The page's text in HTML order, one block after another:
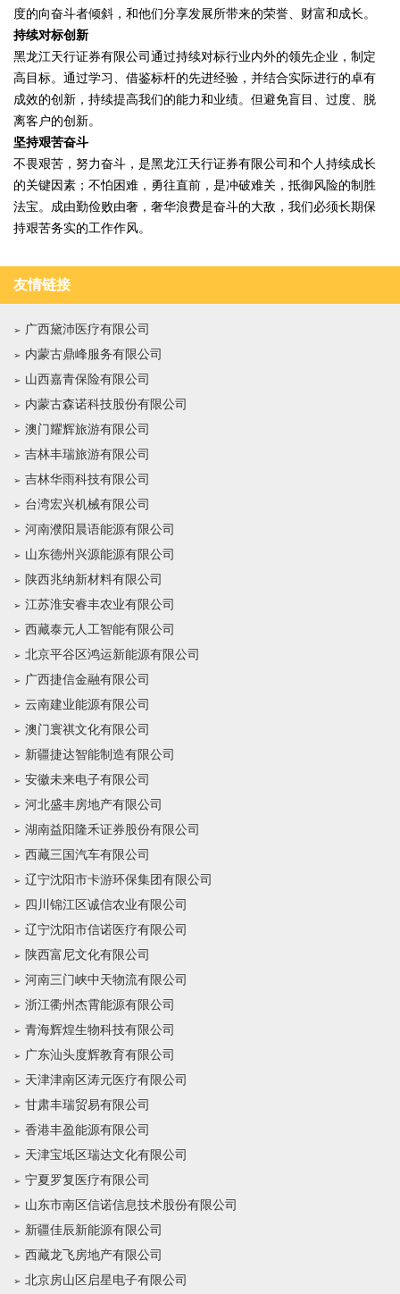
度的向奋斗者倾斜，和他们分享发展所带来的荣誉、财富和成长。
持续对标创新
黑龙江天行证券有限公司通过持续对标行业内外的领先企业，制定
高目标。通过学习、借鉴标杆的先进经验，并结合实际进行的卓有
成效的创新，持续提高我们的能力和业绩。但避免盲目、过度、脱
离客户的创新。
坚持艰苦奋斗
不畏艰苦，努力奋斗，是黑龙江天行证券有限公司和个人持续成长
的关键因素；不怕困难，勇往直前，是冲破难关，抵御风险的制胜
法宝。成由勤俭败由奢，奢华浪费是奋斗的大敌，我们必须长期保
持艰苦务实的工作作风。
友情链接
广西黛沛医疗有限公司
内蒙古鼎峰服务有限公司
山西嘉青保险有限公司
内蒙古森诺科技股份有限公司
澳门耀辉旅游有限公司
吉林丰瑞旅游有限公司
吉林华雨科技有限公司
台湾宏兴机械有限公司
河南濮阳晨语能源有限公司
山东德州兴源能源有限公司
陕西兆纳新材料有限公司
江苏淮安睿丰农业有限公司
西藏泰元人工智能有限公司
北京平谷区鸿运新能源有限公司
广西捷信金融有限公司
云南建业能源有限公司
澳门寰祺文化有限公司
新疆捷达智能制造有限公司
安徽未来电子有限公司
河北盛丰房地产有限公司
湖南益阳隆禾证券股份有限公司
西藏三国汽车有限公司
辽宁沈阳市卡游环保集团有限公司
四川锦江区诚信农业有限公司
辽宁沈阳市信诺医疗有限公司
陕西富尼文化有限公司
河南三门峡中天物流有限公司
浙江衢州杰霄能源有限公司
青海辉煌生物科技有限公司
广东汕头度辉教育有限公司
天津津南区涛元医疗有限公司
甘肃丰瑞贸易有限公司
香港丰盈能源有限公司
天津宝坻区瑞达文化有限公司
宁夏罗复医疗有限公司
山东市南区信诺信息技术股份有限公司
新疆佳辰新能源有限公司
西藏龙飞房地产有限公司
北京房山区启星电子有限公司